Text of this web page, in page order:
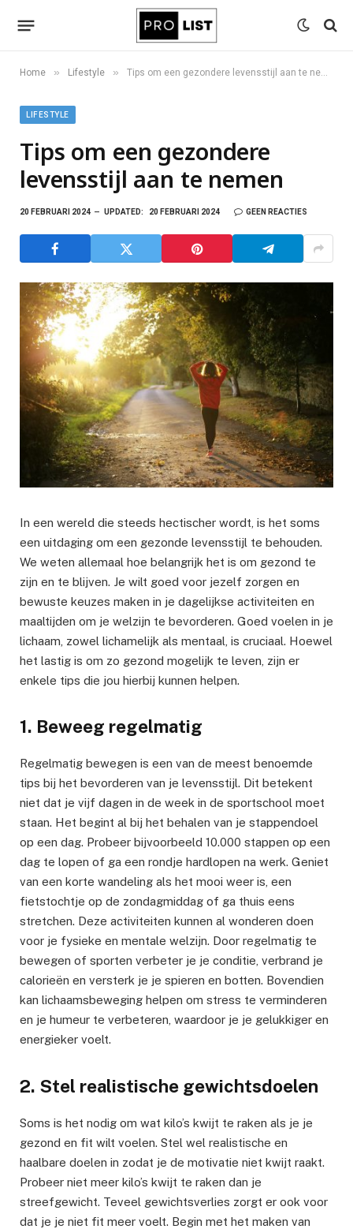
Home » Lifestyle » Tips om een gezondere levensstijl aan te nemen
LIFESTYLE
Tips om een gezondere
levensstijl aan te nemen
20 FEBRUARI 2024 UPDATED: 20 FEBRUARI 2024 GEEN REACTIES
In een wereld die steeds hectischer wordt, is het soms
een uitdaging om een gezonde levensstijl te behouden.
We weten allemaal hoe belangrijk het is om gezond te
zijn en te blijven. Je wilt goed voor jezelf zorgen en
bewuste keuzes maken in je dagelijkse activiteiten en
maaltijden om je welzijn te bevorderen. Goed voelen in je
lichaam, zowel lichamelijk als mentaal, is cruciaal. Hoewel
het lastig is om zo gezond mogelijk te leven, zijn er
enkele tips die jou hierbij kunnen helpen.
1. Beweeg regelmatig
Regelmatig bewegen is een van de meest benoemde
tips bij het bevorderen van je levensstijl. Dit betekent
niet dat je vijf dagen in de week in de sportschool moet
staan. Het begint al bij het behalen van je stappendoel
op een dag. Probeer bijvoorbeeld 10.000 stappen op een
dag te lopen of ga een rondje hardlopen na werk. Geniet
van een korte wandeling als het mooi weer is, een
fietstochtje op de zondagmiddag of ga thuis eens
stretchen. Deze activiteiten kunnen al wonderen doen
voor je fysieke en mentale welzijn. Door regelmatig te
bewegen of sporten verbeter je je conditie, verbrand je
calorieën en versterk je je spieren en botten. Bovendien
kan lichaamsbeweging helpen om stress te verminderen
en je humeur te verbeteren, waardoor je je gelukkiger en
energieker voelt.
2. Stel realistische gewichtsdoelen
Soms is het nodig om wat kilo’s kwijt te raken als je je
gezond en fit wilt voelen. Stel wel realistische en
haalbare doelen in zodat je de motivatie niet kwijt raakt.
Probeer niet meer kilo’s kwijt te raken dan je
streefgewicht. Teveel gewichtsverlies zorgt er ook voor
dat je je niet fit meer voelt. Begin met het maken van